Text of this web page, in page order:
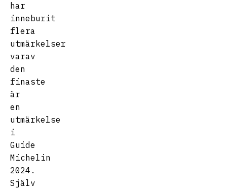
har
inneburit
flera
utmärkelser
varav
den
finaste
är
en
utmärkelse
i
Guide
Michelin
2024.
Själv